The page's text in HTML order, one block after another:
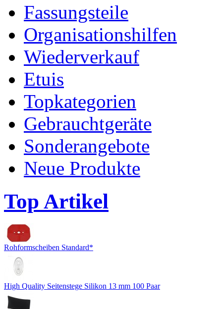
Fassungsteile
Organisationshilfen
Wiederverkauf
Etuis
Topkategorien
Gebrauchtgeräte
Sonderangebote
Neue Produkte
Top Artikel
Rohformscheiben Standard*
High Quality Seitenstege Silikon 13 mm 100 Paar